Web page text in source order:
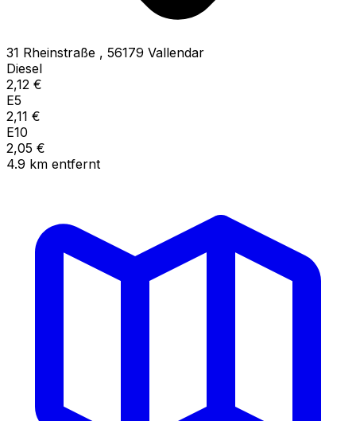
31 Rheinstraße , 56179 Vallendar
Diesel
2,12 €
E5
2,11 €
E10
2,05 €
4.9 km entfernt